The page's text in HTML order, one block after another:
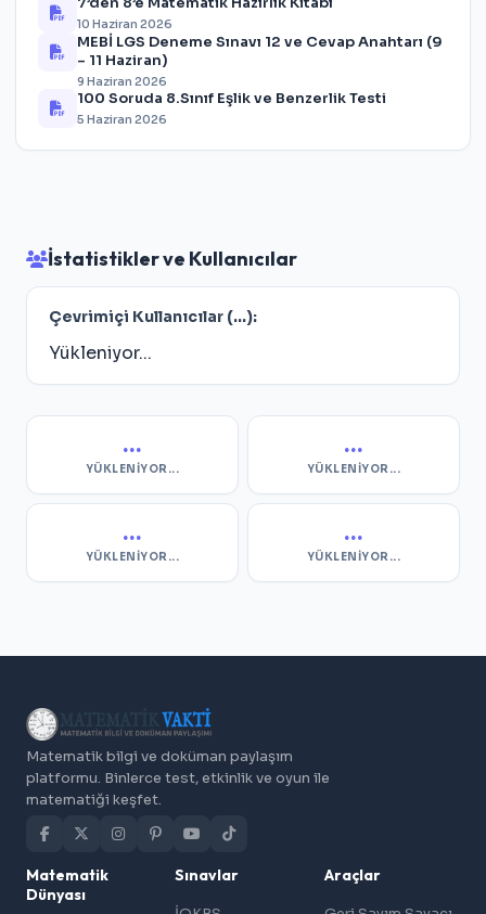
10 Haziran 2026
MEBİ LGS Deneme Sınavı 12 ve Cevap Anahtarı (9
– 11 Haziran)
9 Haziran 2026
100 Soruda 8.Sınıf Eşlik ve Benzerlik Testi
5 Haziran 2026
İstatistikler ve Kullanıcılar
Çevrimiçi Kullanıcılar (...):
Yükleniyor...
...
YÜKLENIYOR...
...
YÜKLENIYOR...
...
YÜKLENIYOR...
...
YÜKLENIYOR...
Matematik bilgi ve doküman paylaşım
platformu. Binlerce test, etkinlik ve oyun ile
matematiği keşfet.
Matematik
Dünyası
Sınavlar Araçlar